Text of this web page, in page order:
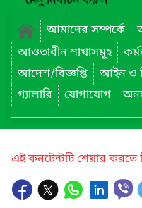
আমাদের সম্পর্কে
আওতাধীন শাখাসমূহ
আদেশ/বিজ্ঞপ্তি
আইন ও
গ্যালারি
যোগাযোগ
এই কনটেন্টটি শেয়ার